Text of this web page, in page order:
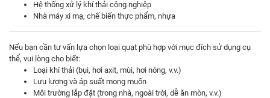
Hệ thống xử lý khí thải công nghiệp
Nhà máy xi mạ, chế biến thực phẩm, nhựa
Nếu bạn cần tư vấn lựa chọn loại quạt phù hợp với mục đích sử dụng cụ
thể, vui lòng cho biết:
Loại khí thải (bụi, hơi axit, mùi, hơi nóng, v.v.)
Lưu lượng và áp suất mong muốn
Môi trường lắp đặt (trong nhà, ngoài trời, dễ ăn mòn, v.v.)